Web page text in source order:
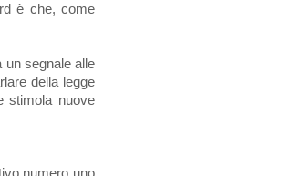
è che, come
un segnale alle
della legge
stimola nuove